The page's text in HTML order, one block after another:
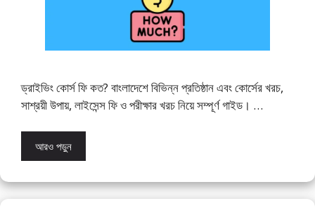
ড্রাইভিং কোর্স ফি কত? বাংলাদেশে বিভিন্ন প্রতিষ্ঠান এবং কোর্সের খরচ,
সাশ্রয়ী উপায়, লাইসেন্স ফি ও পরীক্ষার খরচ নিয়ে সম্পূর্ণ গাইড। …
আরও পড়ুন